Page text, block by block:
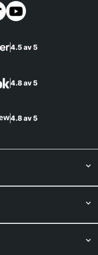
4.5 av 5
4.8 av 5
4.8 av 5